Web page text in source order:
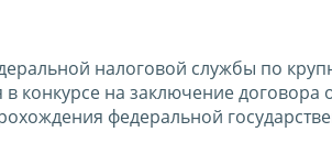
налоговой службы по
конкурсе на заключение
федеральной